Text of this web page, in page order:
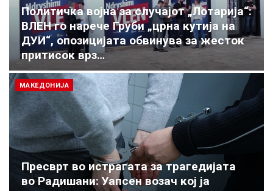
Политичка војна за случајот „Лотарија“:
ВЛЕН го нарече Груби „црна кутија на
ДУИ“, опозицијата обвинува за жесток
притисок врз…
МАКЕДОНИЈА
Пресврт во истрагата за трагедијата
во Радишани: Уапсен возач кој ја